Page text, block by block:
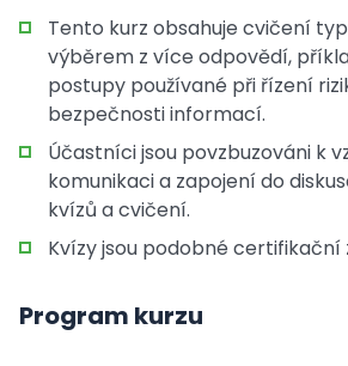
Tento kurz obsahuje cvičení
výběrem z více odpovědí,
postupy používané při řízení
bezpečnosti informací.
Účastníci jsou povzbuzováni k
komunikaci a zapojení do
kvízů a cvičení.
Kvízy jsou podobné certifikační
Program kurzu